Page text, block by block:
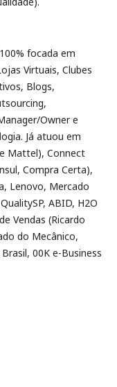
focada em
Virtuais, Clubes
Blogs,
Owner e
Já atuou em
Mattel), Connect
Compra Certa),
Lenovo, Mercado
ABID, H2O
Vendas (Ricardo
do Mecânico,
00K e-Business